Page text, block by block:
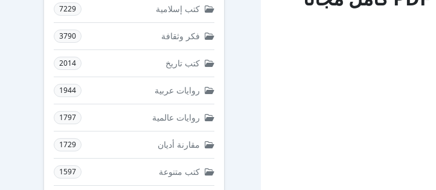
كتب إسلامية 7229
فكر وثقافة 3790
كتب تاريخ 2014
روايات عربية 1944
روايات عالمية 1797
مقارنة أديان 1729
كتب متنوعة 1597